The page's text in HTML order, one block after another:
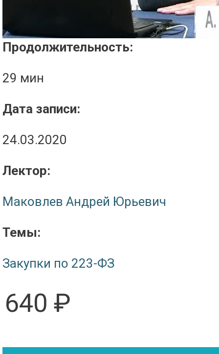
Продолжительность:
29 мин
Дата записи:
24.03.2020
Лектор:
Маковлев Андрей Юрьевич
Темы:
Закупки по 223-ФЗ
640 ₽